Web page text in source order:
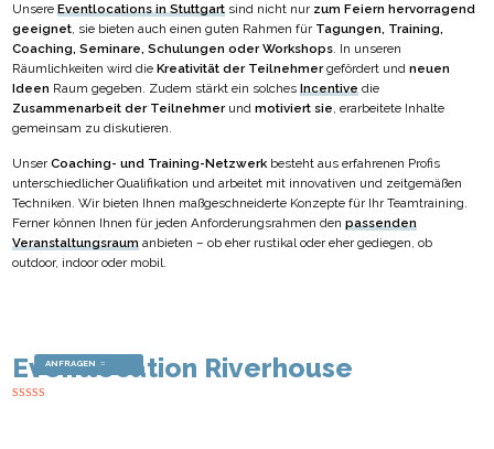
UnsereEventlocations in Stuttgart sind nicht nur zum Feiern hervorragend
geeignet, sie bieten auch einen guten Rahmen für Tagungen, Training,
Coaching, Seminare, Schulungen oder Workshops. In unseren
Räumlichkeiten wird dieKreativität der Teilnehmergefördert undneuen
Ideen Raum gegeben. Zudem stärkt ein solchesIncentive die
Zusammenarbeit der Teilnehmerundmotiviert sie, erarbeitete Inhalte
gemeinsam zu diskutieren.
UnserCoaching- und Training-Netzwerk besteht aus erfahrenen Profis
unterschiedlicher Qualifikation und arbeitet mit innovativen und zeitgemäßen
Techniken. Wir bieten Ihnen maßgeschneiderte Konzepte für Ihr Teamtraining.
Ferner können Ihnen für jeden Anforderungsrahmen denpassenden
Veranstaltungsraum anbieten – ob eher rustikal oder eher gediegen, ob
outdoor, indoor oder mobil.
Eventlocation Riverhouse
ANFRAGEN